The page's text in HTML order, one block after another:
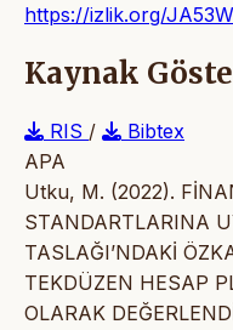
https://izlik.org/
Kaynak
RIS /
Bibtex
APA
Utku, M. (2022).
STANDARTLARINA
TASLAĞI’NDAKİ
TEKDÜZEN HESAP
OLARAK